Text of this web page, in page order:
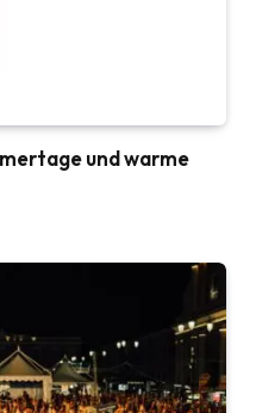
und warme